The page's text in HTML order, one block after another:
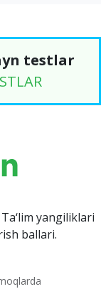
testlar
yangiliklari
ballari.